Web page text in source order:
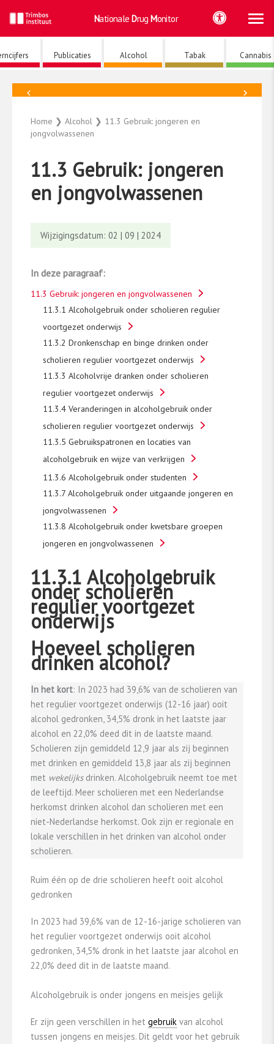
naar
de
inhoud
Nationale Drug Monitor
Publicaties Alcohol Tabak Cannabis
Home ❯ Alcohol ❯ 11.3 Gebruik: jongeren en
jongvolwassenen
11.3 Gebruik: jongeren
en jongvolwassenen
Wijzigingsdatum: 02 | 09 | 2024
In deze paragraaf:
11.3 Gebruik: jongeren en jongvolwassenen
11.3.1 Alcoholgebruik onder scholieren regulier
voortgezet onderwijs
11.3.2 Dronkenschap en binge drinken onder
scholieren regulier voortgezet onderwijs
11.3.3 Alcoholvrije dranken onder scholieren
regulier voortgezet onderwijs
11.3.4 Veranderingen in alcoholgebruik onder
scholieren regulier voortgezet onderwijs
11.3.5 Gebruikspatronen en locaties van
alcoholgebruik en wijze van verkrijgen
11.3.6 Alcoholgebruik onder studenten
11.3.7 Alcoholgebruik onder uitgaande jongeren en
jongvolwassenen
11.3.8 Alcoholgebruik onder kwetsbare groepen
jongeren en jongvolwassenen
11.3.1 Alcoholgebruik
onder scholieren
regulier voortgezet
onderwijs
Hoeveel scholieren
drinken alcohol?
In het kort: In 2023 had 39,6% van de scholieren van
het regulier voortgezet onderwijs (12-16 jaar) ooit
alcohol gedronken, 34,5% dronk in het laatste jaar
alcohol en 22,0% deed dit in de laatste maand.
Scholieren zijn gemiddeld 12,9 jaar als zij beginnen
met drinken en gemiddeld 13,8 jaar als zij beginnen
met wekelijksdrinken. Alcoholgebruik neemt toe met
de leeftijd. Meer scholieren met een Nederlandse
herkomst drinken alcohol dan scholieren met een
niet-Nederlandse herkomst. Ook zijn er regionale en
lokale verschillen in het drinken van alcohol onder
scholieren.
Ruim één op de drie scholieren heeft ooit alcohol
gedronken
In 2023 had 39,6% van de 12-16-jarige scholieren van
het regulier voortgezet onderwijs ooit alcohol
gedronken, 34,5% dronk in het laatste jaar alcohol en
22,0% deed dit in de laatste maand.
Alcoholgebruik is onder jongens en meisjes gelijk
Er zijn geen verschillen in het gebruik van alcohol
tussen jongens en meisjes. Dit geldt voor het gebruik
→
←